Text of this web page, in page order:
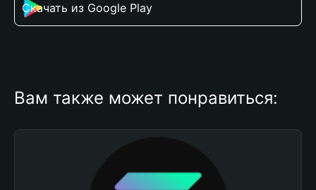
Скачать из Google Play
Вам также может понравиться: